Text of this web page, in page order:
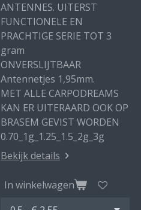
ANTENNES. UITERST
FUNCTIONELE EN
PRACHTIGE SERIE TOT 3
gram
ONVERSLIJTBAAR
Antennetjes 1,95mm.
MET ALLE CARPODREAMS
KAN ER UITERAARD OOK OP
BRASEM GEVIST WORDEN
0.70_1g_1.25_1.5_2g_3g
Bekijk details
In winkelwagen